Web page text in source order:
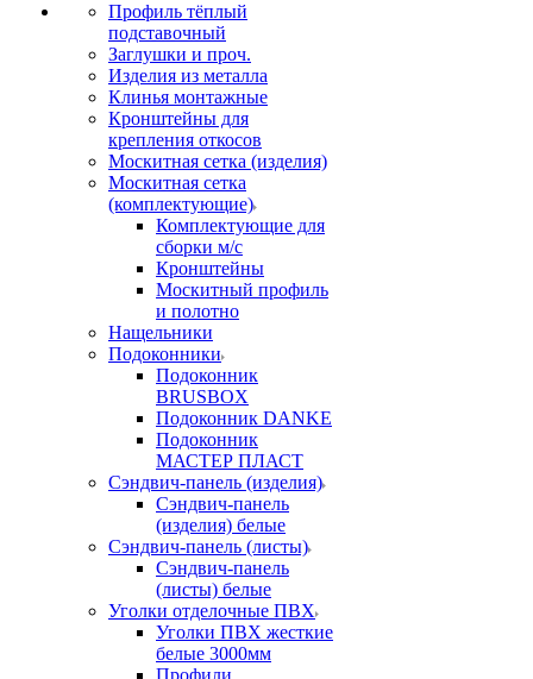
Профиль тёплый
подставочный
Заглушки и проч.
Изделия из металла
Клинья монтажные
Кронштейны для
крепления откосов
Москитная сетка (изделия)
Москитная сетка
(комплектующие)
Комплектующие для
сборки м/с
Кронштейны
Москитный профиль
и полотно
Нащельники
Подоконники
Подоконник
BRUSBOX
Подоконник DANKE
Подоконник
МАСТЕР ПЛАСТ
Сэндвич-панель (изделия)
Сэндвич-панель
(изделия) белые
Сэндвич-панель (листы)
Сэндвич-панель
(листы) белые
Уголки отделочные ПВХ
Уголки ПВХ жесткие
белые 3000мм
Профили